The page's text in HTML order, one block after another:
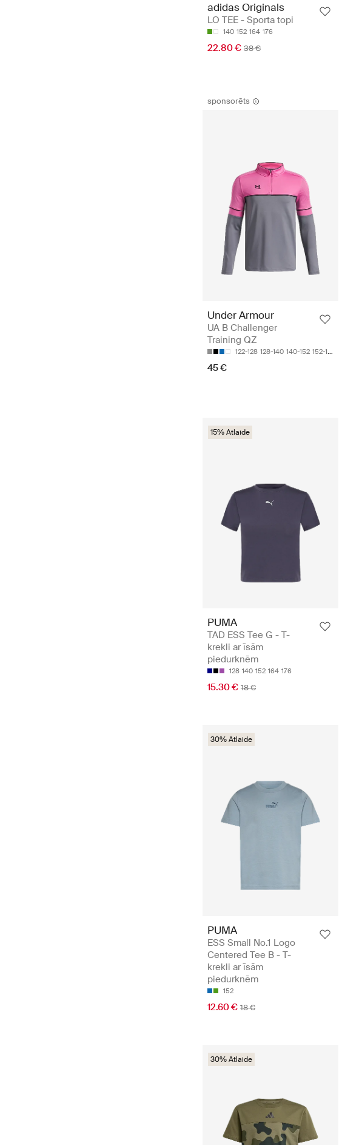
adidas Originals
LO TEE - Sporta topi
140 152 164 176
22.80 € 38 €
sponsorēts
Under Armour
UA B Challenger
Training QZ
122-128 128-140 140-152 152-158
45 €
15% Atlaide
PUMA
TAD ESS Tee G - T-
krekli ar īsām
piedurknēm
128 140 152 164 176
15.30 € 18 €
30% Atlaide
PUMA
ESS Small No.1 Logo
Centered Tee B - T-
krekli ar īsām
piedurknēm
152
12.60 € 18 €
30% Atlaide